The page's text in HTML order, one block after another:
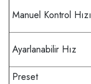
Manuel Kontrol Hızı
Ayarlanabilir Hız
Preset